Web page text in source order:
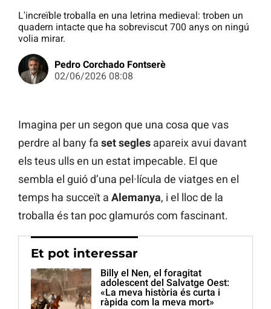
L'increïble troballa en una letrina medieval: troben un
quadern intacte que ha sobreviscut 700 anys on ningú
volia mirar.
Pedro Corchado Fontserè
02/06/2026 08:08
Imagina per un segon que una cosa que vas
perdre al bany fa set segles apareix avui davant
els teus ulls en un estat impecable. El que
sembla el guió d’una pel·lícula de viatges en el
temps ha succeït a Alemanya, i el lloc de la
troballa és tan poc glamurós com fascinant.
Et pot interessar
Billy el Nen, el foragitat
adolescent del Salvatge Oest:
«La meva història és curta i
ràpida com la meva mort»